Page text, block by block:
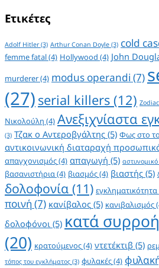
Ετικέτες
Adolf Hitler(3) Arthur Conan Doyle (3) cold
femme fatal(4) Hollywood (4) John
murderer(4) modus operandi (7)
(27) serial killers (12)
Νικολούλη (4) Ανεξιχνίαστα
(3) Τζακ ο Αντεροβγάλτης (5) Φως στο
αντικοινωνική διαταραχή
απαγχονισμός(4) απαγωγή (5)
βασανιστήρια(4) βιασμός(4) βιαστής (5)
δολοφονία (11) εγκληματικότητα
ποινή (7) κανίβαλος (5) κανιβαλισμός
δολοφόνοι (5) κατά
(20) κρατούμενος(4) ντετέκτιβ (5)
τόπος του εγκλήματος (3) φυλακές(4)